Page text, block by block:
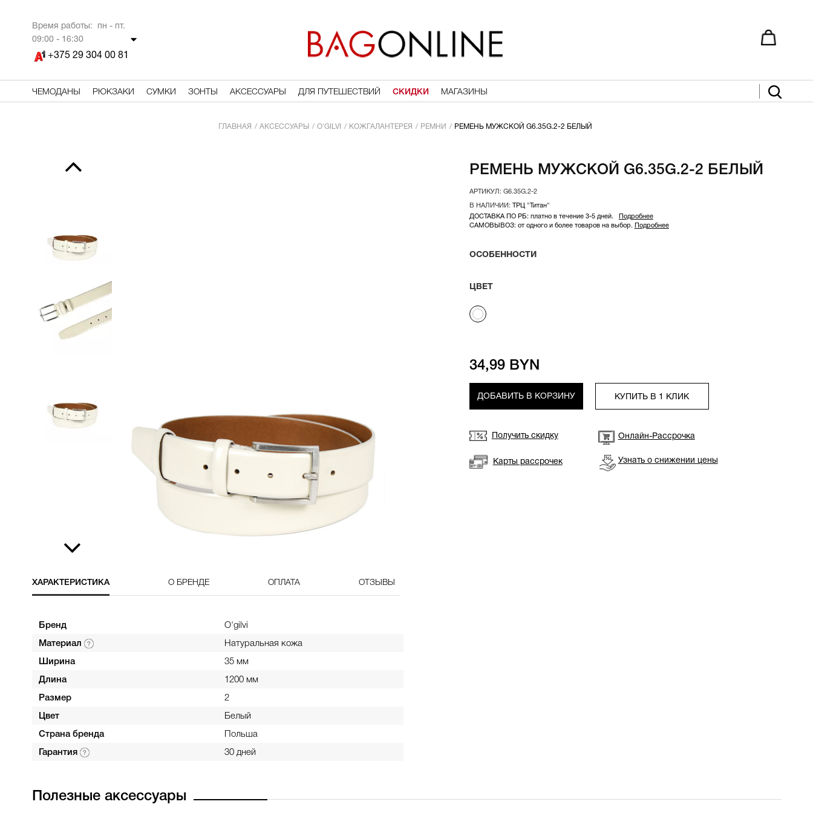
Время работы: пн - пт.
09:00 - 16:30
+375 29 304 00 81
ЧЕМОДАНЫ РЮКЗАКИ СУМКИ ЗОНТЫ АКСЕССУАРЫ ДЛЯ ПУТЕШЕСТВИЙ СКИДКИ МАГАЗИНЫ
ГЛАВНАЯ АКСЕССУАРЫ O'GILVI КОЖГАЛАНТЕРЕЯ РЕМНИ РЕМЕНЬ МУЖСКОЙ G6.35G.2-2 БЕЛЫЙ
РЕМЕНЬ МУЖСКОЙ G6.35G.2-2 БЕЛЫЙ
G6.35G.2-2
ТРЦ "Титан"
ДОСТАВКА ПО РБ: платно в течение 3-5 дней.
Подробнее
САМОВЫВОЗ: от одного и более товаров на выбор.
Подробнее
ОСОБЕННОСТИ
ЦВЕТ
34,99 BYN
ДОБАВИТЬ В КОРЗИНУ КУПИТЬ В 1 КЛИК
Получить скидку Онлайн-Рассрочка
Карты рассрочек Узнать о снижении цены
ХАРАКТЕРИСТИКА О БРЕНДЕ ОПЛАТА ОТЗЫВЫ
Бренд O'gilvi
Материал Натуральная кожа
Ширина 35 мм
Длина 1200 мм
Размер 2
Цвет Белый
Страна бренда Польша
Гарантия 30 дней
Полезные аксессуары